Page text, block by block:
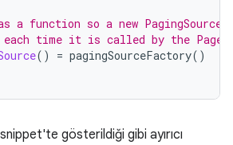
a function so a new PagingSource
time it is called by the Pager
() = pagingSourceFactory()
gösterildiği gibi ayırıcı